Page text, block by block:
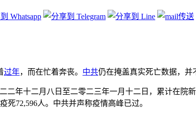
过年，而在忙着奔丧。 中共仍在掩盖真实死亡数据，并
年十二月八日至二零二三年一月十二日，累计在院
72,596人。中共并声称疫情高峰已过。